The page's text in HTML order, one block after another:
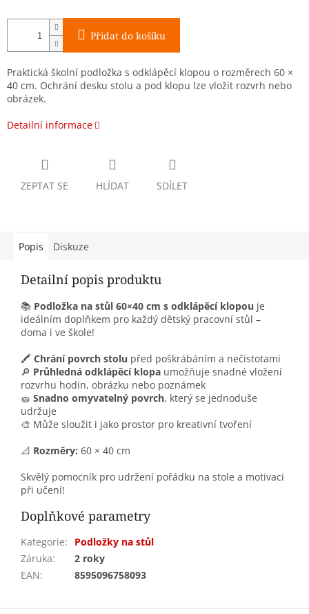
Přidat do košíku
Praktická školní podložka s odklápěcí klopou o rozměrech 60 ×
40 cm. Ochrání desku stolu a pod klopu lze vložit rozvrh nebo
obrázek.
Detailní informace
ZEPTAT SE HLÍDAT SDÍLET
Popis Diskuze
Detailní popis produktu
📚 Podložka na stůl 60×40 cm s odklápěcí klopou je
ideálním doplňkem pro každý dětský pracovní stůl –
doma i ve škole!
🖍️ Chrání povrch stolu před poškrábáním a nečistotami
🔎 Průhledná odklápěcí klopa umožňuje snadné vložení
rozvrhu hodin, obrázku nebo poznámek
🧽 Snadno omyvatelný povrch, který se jednoduše
udržuje
🎨 Může sloužit i jako prostor pro kreativní tvoření
📐 Rozměry: 60 × 40 cm
Skvělý pomocník pro udržení pořádku na stole a motivaci
při učení!
Doplňkové parametry
Kategorie:
Podložky na stůl
Záruka:
2 roky
EAN: 8595096758093